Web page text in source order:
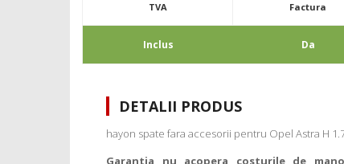
TVA
Inclus
Factura
Da
DETALII PRODUS
hayon spate fara accesorii pentru Opel Astra H
Garantia nu acopera costurile de